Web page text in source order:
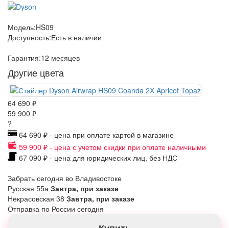
Модель:HS09
Доступность:Есть в наличии
Гарантия:12 месяцев
Другие цвета
64 690 ₽
59 900 ₽
?
64 690 ₽ - цена при оплате картой в магазине
59 900 ₽ - цена с учетом скидки при оплате наличными
67 090 ₽ - цена для юридических лиц, без НДС
Забрать сегодня во Владивостоке
Русская 55а Завтра, при заказе
Некрасовская 38 Завтра, при заказе
Отправка по России сегодня